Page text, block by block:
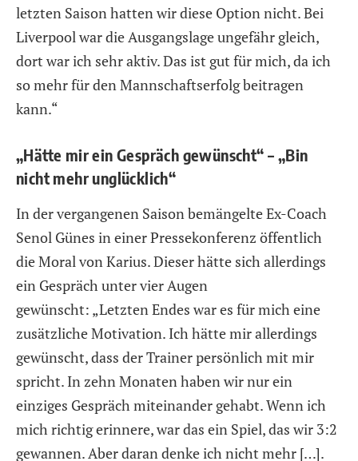
letzten Saison hatten wir diese Option nicht. Bei
Liverpool war die Ausgangslage ungefähr gleich,
dort war ich sehr aktiv. Das ist gut für mich, da ich
so mehr für den Mannschaftserfolg beitragen
kann.“
„Hätte mir ein Gespräch gewünscht“ – „Bin
nicht mehr unglücklich“
In der vergangenen Saison bemängelte Ex-Coach
Senol Günes in einer Pressekonferenz öffentlich
die Moral von Karius. Dieser hätte sich allerdings
ein Gespräch unter vier Augen
gewünscht: „Letzten Endes war es für mich eine
zusätzliche Motivation. Ich hätte mir allerdings
gewünscht, dass der Trainer persönlich mit mir
spricht. In zehn Monaten haben wir nur ein
einziges Gespräch miteinander gehabt. Wenn ich
mich richtig erinnere, war das ein Spiel, das wir 3:2
gewannen. Aber daran denke ich nicht mehr […].